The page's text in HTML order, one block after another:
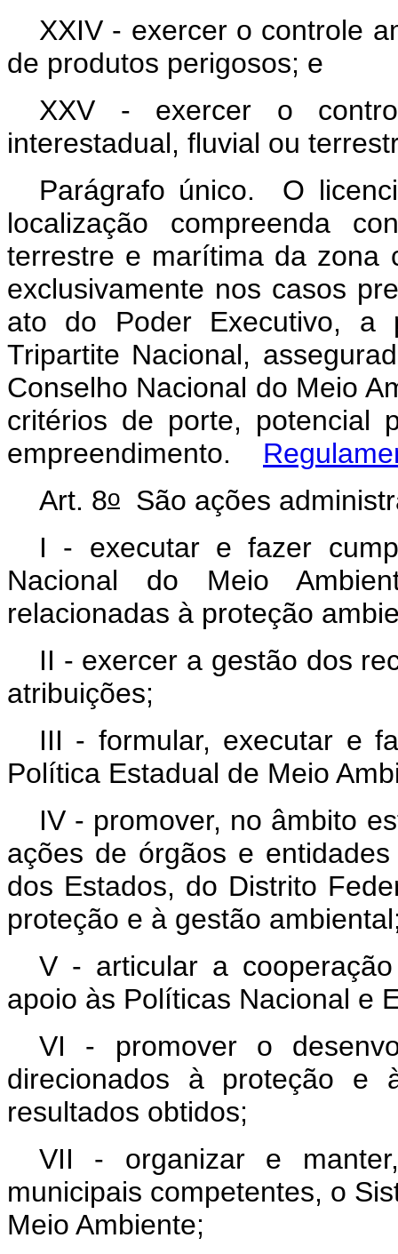
XXIV - exercer o controle
de produtos perigosos; e
XXV - exercer o
interestadual, fluvial ou
Parágrafo único. O
localização compreenda
terrestre e marítima da zona
exclusivamente nos casos
ato do Poder Executivo, a
Tripartite Nacional,
Conselho Nacional do Meio
critérios de porte, potencial
empreendimento.
Art. 8o São ações
I - executar e fazer
Nacional do Meio
relacionadas à proteção
II - exercer a gestão dos
atribuições;
III - formular, executar e
Política Estadual de Meio
IV - promover, no âmbito
ações de órgãos e
dos Estados, do Distrito
proteção e à gestão
V - articular a
apoio às Políticas Nacional e
VI - promover o
direcionados à proteção e
resultados obtidos;
VII - organizar e
municipais competentes, o
Meio Ambiente;